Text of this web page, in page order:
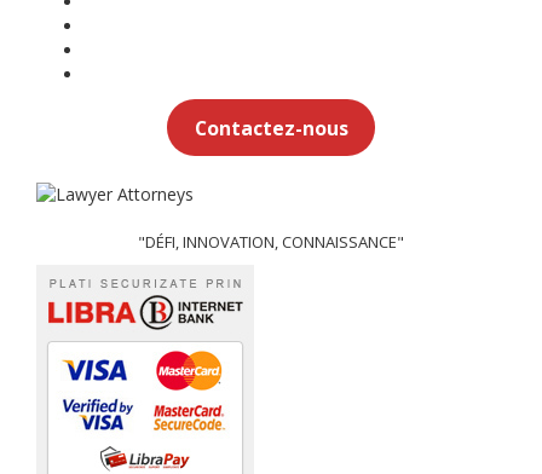
Contactez-nous
"DÉFI, INNOVATION, CONNAISSANCE"